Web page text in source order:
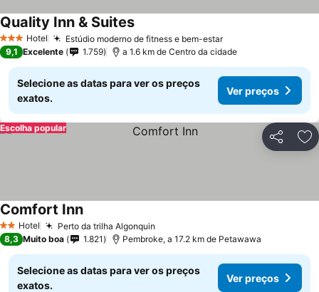
3 EstrelasHotel Estúdio moderno de fitness e bem-estarVer preços
Quality Inn & SuitesVer preços
9,1 Excelente 1.759 a 1.6 km de Centro da cidade
Selecione as datas para ver os preços
exatos.
Ver preços
Partilhar
Escolha popular
2 Estrelas
Hotel Perto da trilha Algonquin
Comfort InnVer preços
8,3 Muito boa 1.821 Pembroke, a 17.2 km de Petawawa
Selecione as datas para ver os preços
exatos.
Ver preços